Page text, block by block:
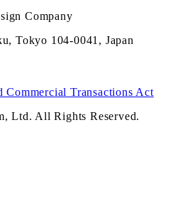
Company
Tokyo 104-0041, Japan
Commercial Transactions Act
Ltd. All Rights Reserved.